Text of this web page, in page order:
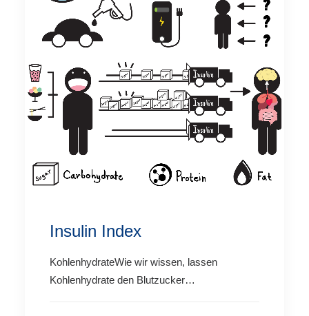
Insulin Index
KohlenhydrateWie wir wissen, lassen
Kohlenhydrate den Blutzucker…